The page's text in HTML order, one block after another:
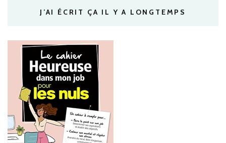
J’AI ÉCRIT ÇA IL Y A LONGTEMPS